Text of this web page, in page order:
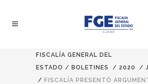
FISCALÍA GENERAL DEL
ESTADO / BOLETINES / 2020 /
/ FISCALÍA PRESENTÓ